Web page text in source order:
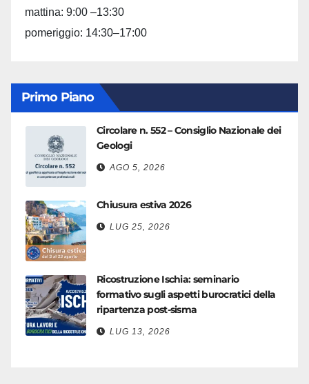
mattina: 9:00 –13:30
pomeriggio: 14:30–17:00
Primo Piano
Circolare n. 552 – Consiglio Nazionale dei
Geologi
AGO 5, 2026
Chiusura estiva 2026
LUG 25, 2026
Ricostruzione Ischia: seminario
formativo sugli aspetti burocratici della
ripartenza post-sisma
LUG 13, 2026